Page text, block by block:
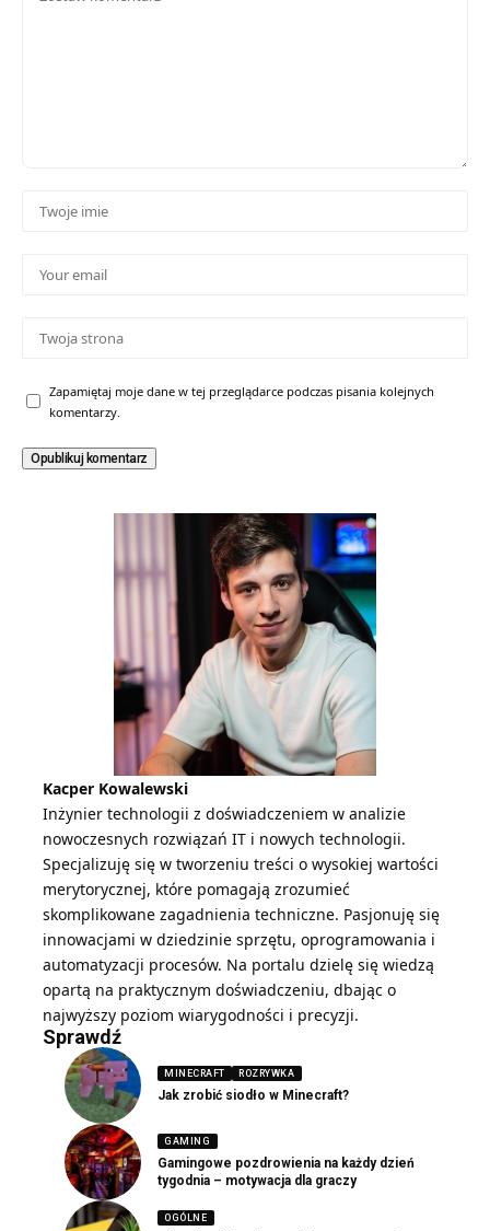
Zapamiętaj moje dane w tej przeglądarce podczas pisania kolejnych
komentarzy.
Kacper Kowalewski
Inżynier technologii z doświadczeniem w analizie
nowoczesnych rozwiązań IT i nowych technologii.
Specjalizuję się w tworzeniu treści o wysokiej wartości
merytorycznej, które pomagają zrozumieć
skomplikowane zagadnienia techniczne. Pasjonuję się
innowacjami w dziedzinie sprzętu, oprogramowania i
automatyzacji procesów. Na portalu dzielę się wiedzą
opartą na praktycznym doświadczeniu, dbając o
najwyższy poziom wiarygodności i precyzji.
Sprawdź
MINECRAFT ROZRYWKA
Jak zrobić siodło w Minecraft?
GAMING
Gamingowe pozdrowienia na każdy dzień
tygodnia – motywacja dla graczy
OGÓLNE